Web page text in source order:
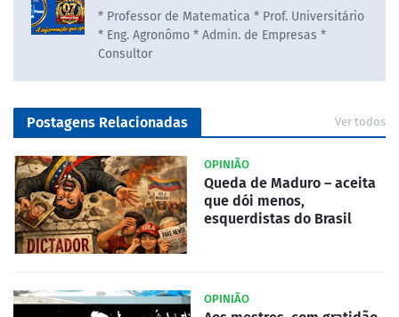
* Professor de Matematica * Prof. Universitário
* Eng. Agronômo * Admin. de Empresas *
Consultor
Postagens Relacionadas Ver todos
OPINIÃO
Queda de Maduro – aceita
que dói menos,
esquerdistas do Brasil
OPINIÃO